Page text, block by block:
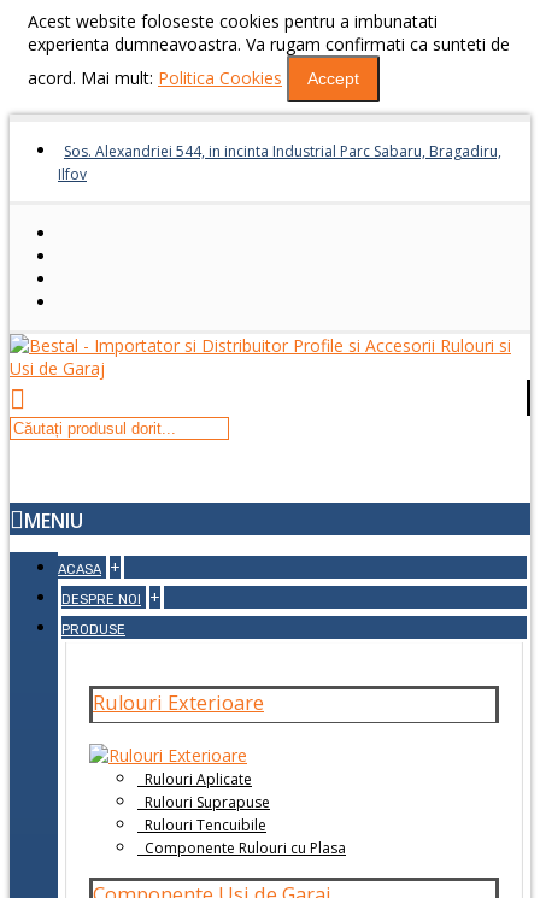
Acest website foloseste cookies pentru a imbunatati
experienta dumneavoastra. Va rugam confirmati ca sunteti de
acord. Mai mult: Politica Cookies Accept
Sos. Alexandriei 544, in incinta Industrial Parc Sabaru, Bragadiru,
Ilfov
MENIU
ACASA +
DESPRE NOI +
PRODUSE
Rulouri Exterioare
Rulouri Aplicate
Rulouri Suprapuse
Rulouri Tencuibile
Componente Rulouri cu Plasa